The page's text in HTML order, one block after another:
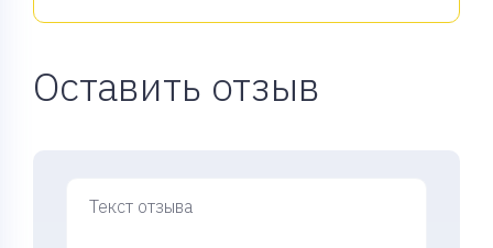
Оставить отзыв